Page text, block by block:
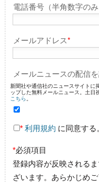
電話番号（半角数字の
メールアドレス*
メールニュースの配信
新聞社や通信社のニュースサイトに
ップした無料メールニュース。土日
こちら
* 利用規約 に同意する
*必須項目
登録内容が反映される
ざいます。あらかじめご